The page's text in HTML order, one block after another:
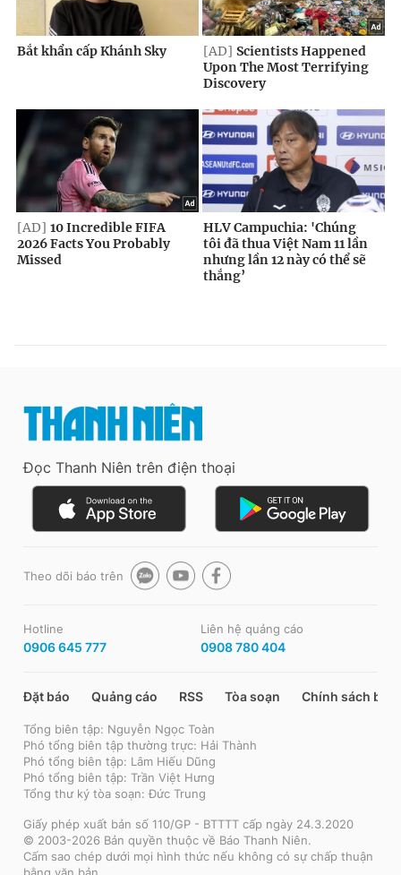
Đọc Thanh Niên trên điện thoại
Theo dõi báo trên
Hotline
0906 645 777
Liên hệ quảng cáo
0908 780 404
Đặt báo Quảng cáo RSS Tòa soạn Chính sách bảo
Tổng biên tập: Nguyễn Ngọc Toàn
Phó tổng biên tập thường trực: Hải Thành
Phó tổng biên tập: Lâm Hiếu Dũng
Phó tổng biên tập: Trần Việt Hưng
Tổng thư ký tòa soạn: Đức Trung
Giấy phép xuất bản số 110/GP - BTTTT cấp ngày 24.3.2020
© 2003-2026 Bản quyền thuộc về Báo Thanh Niên.
Cấm sao chép dưới mọi hình thức nếu không có sự chấp thuận